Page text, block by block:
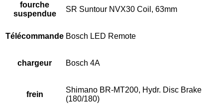
fourche
suspendue
SR Suntour NVX30 Coil, 63mm
Télécommande Bosch LED Remote
chargeur Bosch 4A
frein
Shimano BR-MT200, Hydr. Disc Brake
(180/180)